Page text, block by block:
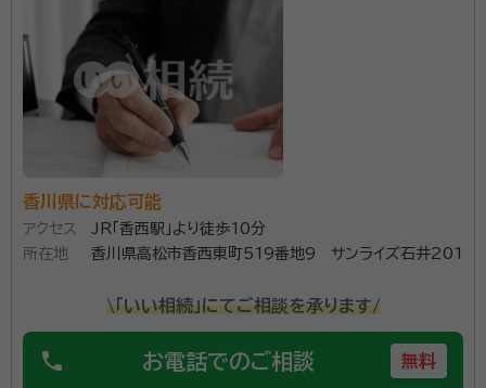
香川県に対応可能
アクセス
JR「香西駅」より徒歩10分
所在地
香川県高松市香西東町519番地9 サンライズ石井201
\「いい相続」にてご相談を承ります/
phone お電話でのご相談 無料